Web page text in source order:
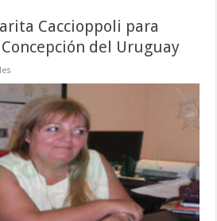
Caccioppoli para
del Uruguay